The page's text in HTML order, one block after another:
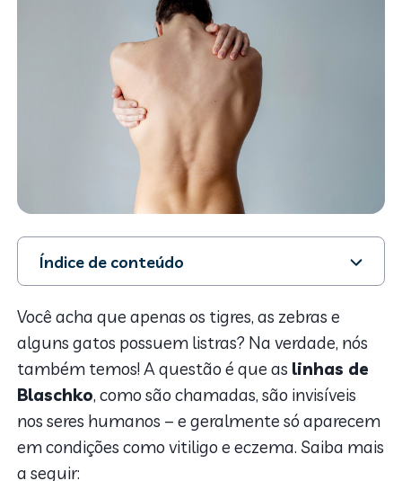
Índice de conteúdo
2. Em quais doenças as linhas de Blaschko podem se
manifestar?
3. Mas o que fazer se eu notar essas linhas no corpo?
Você acha que apenas os tigres, as zebras e
alguns gatos possuem listras? Na verdade, nós
também temos! A questão é que as linhas de
Blaschko, como são chamadas, são invisíveis
nos seres humanos – e geralmente só aparecem
em condições como vitiligo e eczema. Saiba mais
a seguir: